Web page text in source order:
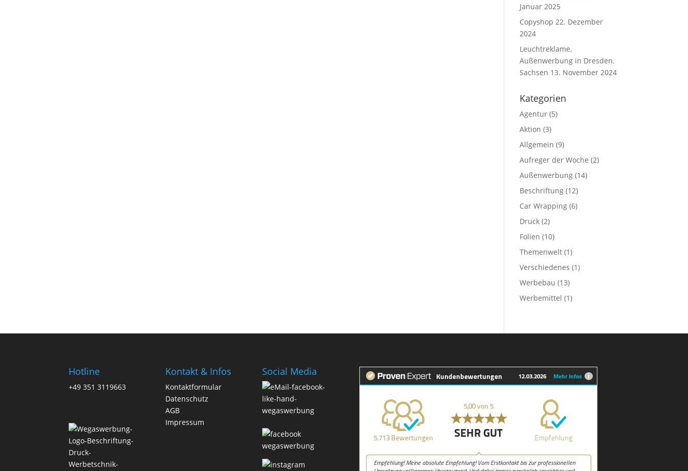
Januar 2025
Copyshop 22. Dezember
2024
Leuchtreklame,
Außenwerbung in Dresden,
Sachsen 13. November 2024
Kategorien
Agentur (5)
Aktion (3)
Allgemein (9)
Aufreger der Woche (2)
Außenwerbung (14)
Beschriftung (12)
Car Wrapping (6)
Druck (2)
Folien (10)
Themenwelt (1)
Verschiedenes (1)
Werbebau (13)
Werbemittel (1)
Hotline
+49 351 3119663
Kontakt & Infos
Kontaktformular
Datenschutz
AGB
Impressum
Social Media